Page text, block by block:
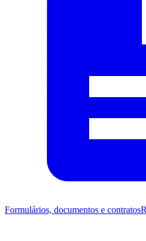
Formulários, documentos e contratos